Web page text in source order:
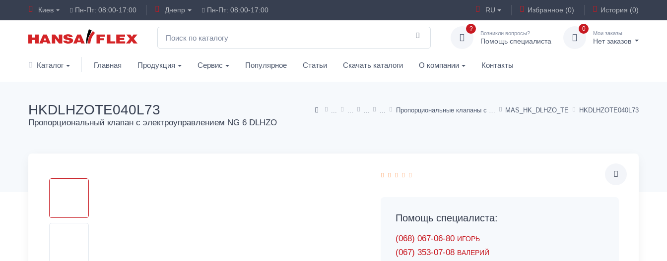
Киев Пн-Пт: 08:00-17:00 Днепр Пн-Пт: 08:00-17:00 RU Избранное (0) История (0)
?
Возникли вопросы?
Помощь специалиста
0
Мои заказы
Нет заказов
Каталог Главная Продукция Сервис Популярное Статьи Скачать каталоги О компании Контакты
Пропорциональные клапаны с электроуправлением NG 6 MAS_HK_DLHZO_TE HKDLHZOTE040L73
HKDLHZOTE040L73
Пропорциональный клапан с электроуправлением NG 6 DLHZO
Помощь специалиста:
(068) 067-06-80 ИГОРЬ
(067) 353-07-08 ВАЛЕРИЙ